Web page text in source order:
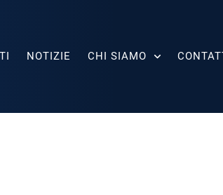
NOTIZIE CHI SIAMO